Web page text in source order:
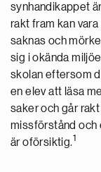
synhandikappet
rakt fram kan
saknas och
sig i okända
skolan eftersom
en elev att läsa
saker och går rakt
missförstånd och
är oförsiktig.1